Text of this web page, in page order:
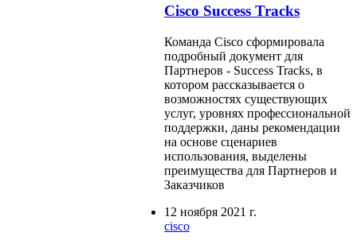
Cisco Success Tracks
Команда Cisco сформировала
подробный документ для
Партнеров - Success Tracks, в
котором рассказывается о
возможностях существующих
услуг, уровнях профессиональной
поддержки, даны рекомендации
на основе сценариев
использования, выделены
преимущества для Партнеров и
Заказчиков
12 ноября 2021 г.
cisco